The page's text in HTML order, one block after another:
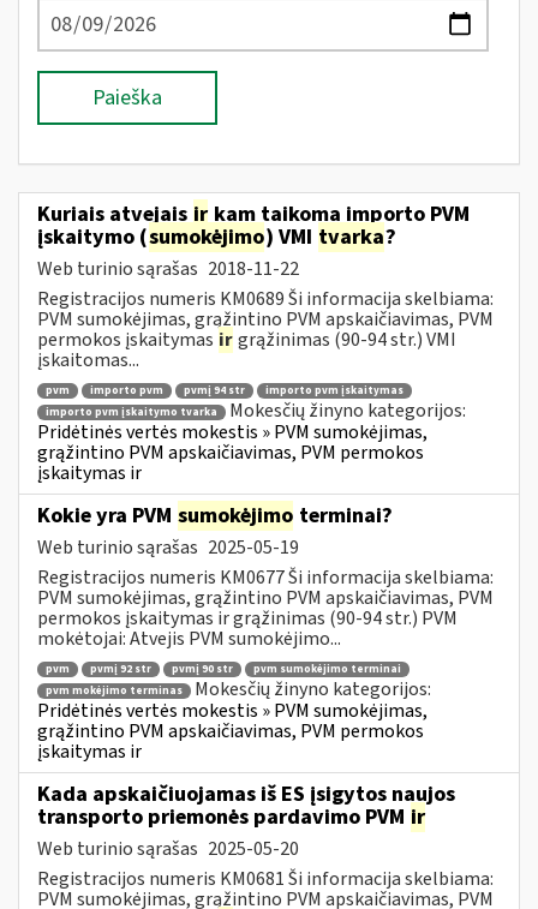
Paieška
Kuriais atvejais ir kam taikoma importo PVM
įskaitymo (sumokėjimo) VMI tvarka?
Web turinio sąrašas 2018-11-22
Registracijos numeris KM0689 Ši informacija skelbiama:
PVM sumokėjimas, grąžintino PVM apskaičiavimas, PVM
permokos įskaitymas irgrąžinimas (90-94 str.) VMI
įskaitomas...
pvm importo pvm pvmį 94 str
importo pvm įskaitymas
importo pvm įskaitymo tvarka
Mokesčių žinyno kategorijos:
Pridėtinės vertės mokestis » PVM sumokėjimas,
grąžintino PVM apskaičiavimas, PVM permokos
įskaitymas ir
Kokie yra PVM sumokėjimo terminai?
Web turinio sąrašas 2025-05-19
Registracijos numeris KM0677 Ši informacija skelbiama:
PVM sumokėjimas, grąžintino PVM apskaičiavimas, PVM
permokos įskaitymas ir grąžinimas (90-94 str.) PVM
mokėtojai: Atvejis PVM sumokėjimo...
pvm pvmį 92 str pvmį 90 str
pvm sumokėjimo terminai
pvm mokėjimo terminas
Mokesčių žinyno kategorijos:
Pridėtinės vertės mokestis » PVM sumokėjimas,
grąžintino PVM apskaičiavimas, PVM permokos
įskaitymas ir
Kada apskaičiuojamas iš ES įsigytos naujos
transporto priemonės pardavimo PVM ir
Web turinio sąrašas 2025-05-20
Registracijos numeris KM0681 Ši informacija skelbiama:
PVM sumokėjimas, grąžintino PVM apskaičiavimas, PVM